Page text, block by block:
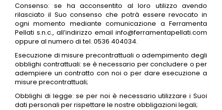
Consenso: se ha acconsentito al loro utilizzo avendo
rilasciato il Suo consenso che potrà essere revocato in
ogni momento mediante comunicazione a Ferramenta
Pellati s.n.c., all’indirizzo email info@ferramentapellati.com
oppure al numero di tel. 0536 404034.
Esecuzione di misure precontrattuali o adempimento degli
obblighi contrattuali: se è necessario per concludere o per
adempiere un contratto con noi o per dare esecuzione a
misure precontrattuali;
Obblighi di legge: se per noi è necessario utilizzare i Suoi
dati personali per rispettare le nostre obbligazioni legali;